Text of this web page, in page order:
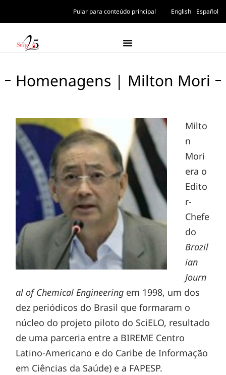
Pular para conteúdo principal English Español
Homenagens | Milton Mori
Milto
n
Mori
era o
Edito
r-
Chefe
do
Brazil
ian
Journ
al of Chemical Engineering em 1998, um dos
dez periódicos do Brasil que formaram o
núcleo do projeto piloto do SciELO, resultado
de uma parceria entre a BIREME Centro
Latino-Americano e do Caribe de Informação
em Ciências da Saúde) e a FAPESP.